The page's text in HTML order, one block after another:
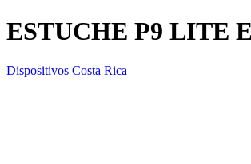
ESTUCHE P9 LITE
Dispositivos Costa Rica